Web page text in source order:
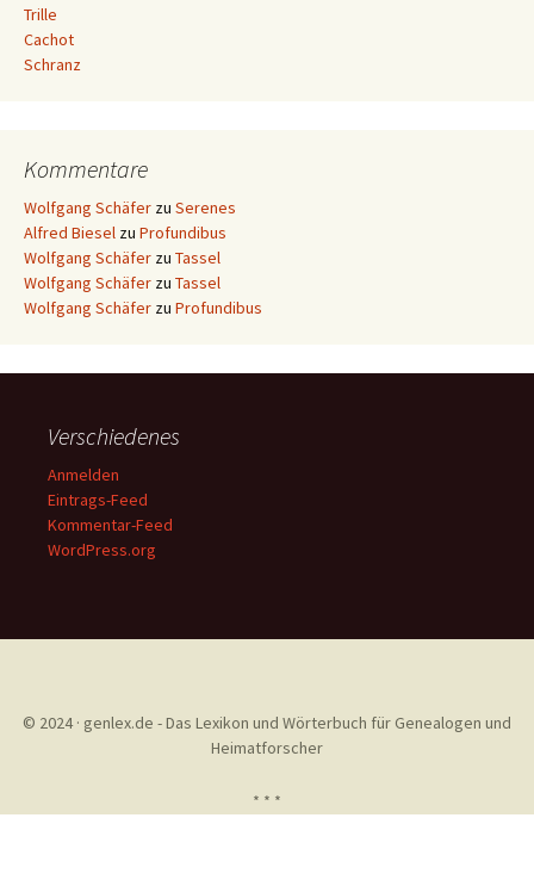
Trille
Cachot
Schranz
Kommentare
Wolfgang Schäfer zu Serenes
Alfred Biesel zu Profundibus
Wolfgang Schäfer zu Tassel
Wolfgang Schäfer zu Tassel
Wolfgang Schäfer zu Profundibus
Verschiedenes
Anmelden
Eintrags-Feed
Kommentar-Feed
WordPress.org
© 2024 · genlex.de - Das Lexikon und Wörterbuch für Genealogen und
Heimatforscher
* * *